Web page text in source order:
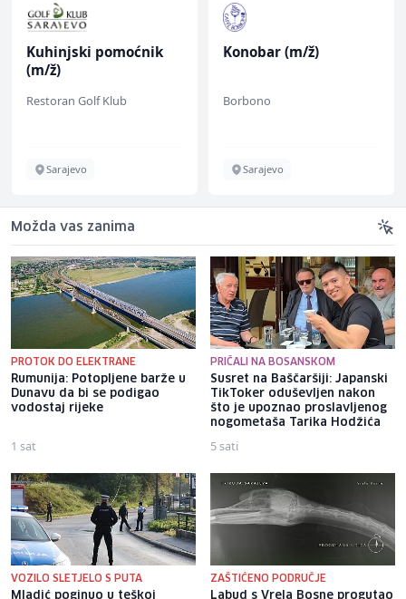
Kuhinjski pomoćnik
(m/ž)
Restoran Golf Klub
Sarajevo
Konobar (m/ž)
Borbono
Sarajevo
Možda vas zanima
PROTOK DO ELEKTRANE
Rumunija: Potopljene barže u
Dunavu da bi se podigao
vodostaj rijeke
1 sat
PRIČALI NA BOSANSKOM
Susret na Baščaršiji: Japanski
TikToker oduševljen nakon
što je upoznao proslavljenog
nogometaša Tarika Hodžića
5 sati
VOZILO SLETJELO S PUTA
Mladić poginuo u teškoj
ZAŠTIĆENO PODRUČJE
Labud s Vrela Bosne progutao